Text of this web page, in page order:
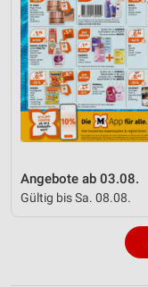
Angebote ab 03.08.
Gültig bis Sa. 08.08.